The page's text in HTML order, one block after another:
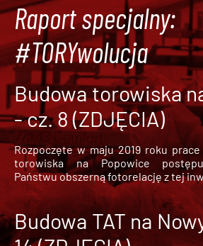
Raport specjalny:
#TORYwolucja
Budowa torowiska
- cz. 8 (ZDJĘCIA)
Rozpoczęte w maju 2019 roku
torowiska na Popowice
Państwu obszerną fotorelację z tej
Budowa TAT na